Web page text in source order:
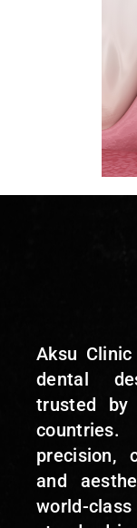
Aksu
dental
trusted
precision,
and
world-